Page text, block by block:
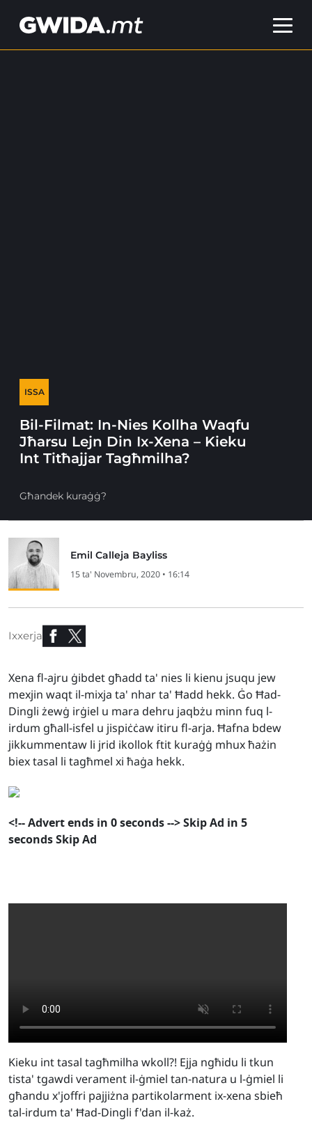
ISSA
Bil-Filmat: In-Nies Kollha Waqfu
Jħarsu Lejn Din Ix-Xena – Kieku
Int Titħajjar Tagħmilha?
Għandek kuraġġ?
Emil Calleja Bayliss
15 ta' Novembru, 2020 • 16:14
Ixxerja
Xena fl-ajru ġibdet għadd ta' nies li kienu jsuqu jew
mexjin waqt il-mixja ta' nhar ta' Ħadd hekk. Ġo Ħad-
Dingli żewġ irġiel u mara dehru jaqbżu minn fuq l-
irdum għall-isfel u jispiċċaw itiru fl-arja. Ħafna bdew
jikkummentaw li jrid ikollok ftit kuraġġ mhux ħażin
biex tasal li tagħmel xi ħaġa hekk.
<!--Advert ends in 0seconds-->Skip Ad in 5
secondsSkip Ad
Kieku int tasal tagħmilha wkoll?! Ejja ngħidu li tkun
tista' tgawdi verament il-ġmiel tan-natura u l-ġmiel li
għandu x'joffri pajjiżna partikolarment ix-xena sbieħ
tal-irdum ta' Ħad-Dingli f'dan il-każ.